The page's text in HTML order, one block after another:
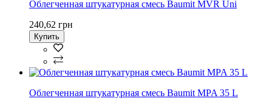
Облегченная штукатурная смесь Baumit MVR Uni
240,62 грн
Купить
Облегченная штукатурная смесь Baumit MPA 35 L